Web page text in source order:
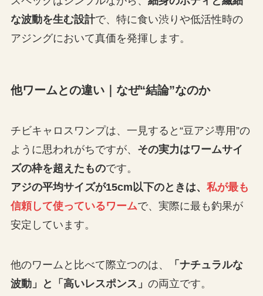
な波動を生む設計で、特に食い渋りや低活性時の
アジングにおいて真価を発揮します。
他ワームとの違い｜なぜ“結論”なのか
チビキャロスワンプは、一見すると“豆アジ専用”の
ように思われがちですが、 その実力はワームサイ
ズの枠を超えたものです。
アジの平均サイズが15cm以下のときは、 私が最も
信頼して使っているワームで、実際に最も釣果が
安定しています。
他のワームと比べて際立つのは、
「ナチュラルな
波動」と「高いレスポンス」 の両立です。